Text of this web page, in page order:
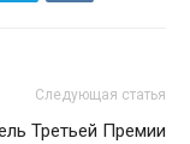
Следующая статья
Третьей Премии